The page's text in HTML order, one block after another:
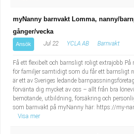
myNanny barnvakt Lomma, nanny/
gånger/vecka
Ansök Jul 22 YCLA AB Barnvakt
Få ett flexibelt och barnsligt roligt extrajobb
för familjer samtidigt som du får ett barnsligt
är ett av Sveriges ledande
förvänta dig mycket av oss – allt från bra
bemötande, utbildning, försäkring och
som barnvakt på myNanny här: https://my-
Visa mer